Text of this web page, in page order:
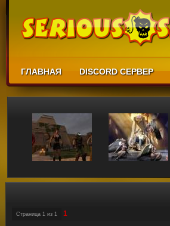
ГЛАВНАЯ DISCORD СЕРВЕР
Страница 1 из 1 1